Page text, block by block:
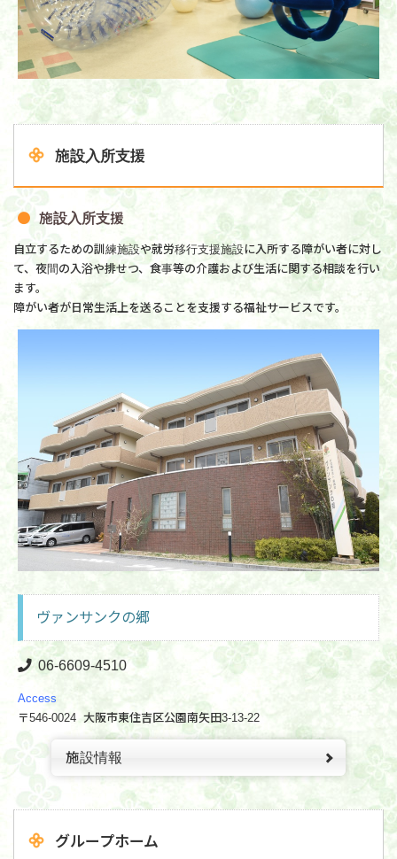
施設入所支援
施設入所支援
自立するための訓練施設や就労移行支援施設に入所する障がい者に対し
て、夜間の入浴や排せつ、食事等の介護および生活に関する相談を行い
ます。
障がい者が日常生活上を送ることを支援する福祉サービスです。
ヴァンサンクの郷
06-6609-4510
Access
〒546-0024 大阪市東住吉区公園南矢田3-13-22
施設情報
グループホーム